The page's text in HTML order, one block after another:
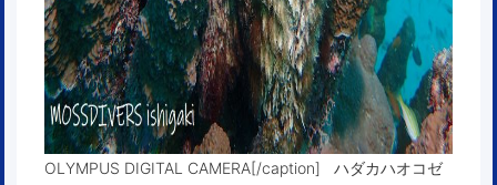
OLYMPUS DIGITAL CAMERA[/caption] ハダカハオコゼ